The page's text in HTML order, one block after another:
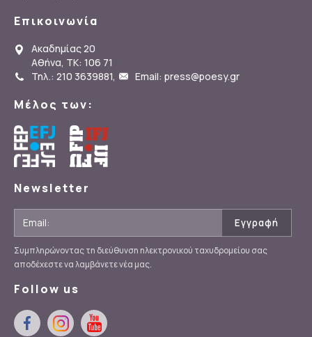
Επικοινωνία
Ακαδημίας 20
Αθήνα, ΤΚ: 106 71
Τηλ.: 210 3639881, Email: press@poesy.gr
Μέλος των:
Newsletter
Συμπληρώνοντας τη διεύθυνση ηλεκτρονικού ταχυδρομείου σας
αποδέχεστε να λαμβάνετε νέα μας.
Follow us